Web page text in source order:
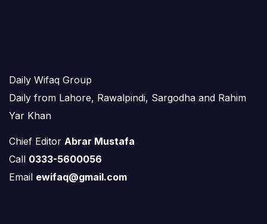
Daily Wifaq Group
Daily from Lahore, Rawalpindi, Sargodha and Rahim
Yar Khan
Chief Editor Abrar Mustafa
Call 0333-5600056
Email ewifaq@gmail.com